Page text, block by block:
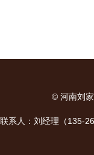
© 河南刘
联系人：刘经理（135-